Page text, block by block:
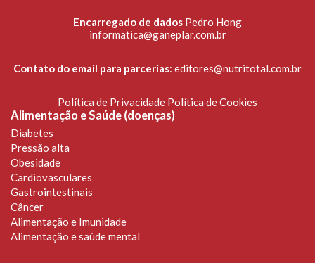
Encarregado de dados Pedro Hong
informatica@ganeplar.com.br
Contato do email para parcerias: editores@nutritotal.com.br
Política de Privacidade Política de Cookies
Alimentação e Saúde (doenças)
Diabetes
Pressão alta
Obesidade
Cardiovasculares
Gastrointestinais
Câncer
Alimentação e Imunidade
Alimentação e saúde mental